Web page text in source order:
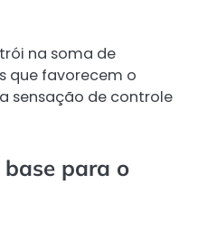
na soma de
que favorecem o
sensação de controle
para o